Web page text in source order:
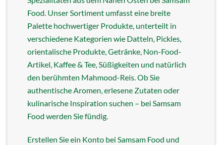
Food. Unser Sortiment umfasst eine breite
Palette hochwertiger Produkte, unterteilt in
verschiedene Kategorien wie Datteln, Pickles,
orientalische Produkte, Getränke, Non-Food-
Artikel, Kaffee & Tee, Süßigkeiten und natürlich
den berühmten Mahmood-Reis. Ob Sie
authentische Aromen, erlesene Zutaten oder
kulinarische Inspiration suchen – bei Samsam
Food werden Sie fündig.
Erstellen Sie ein Konto bei Samsam Food und